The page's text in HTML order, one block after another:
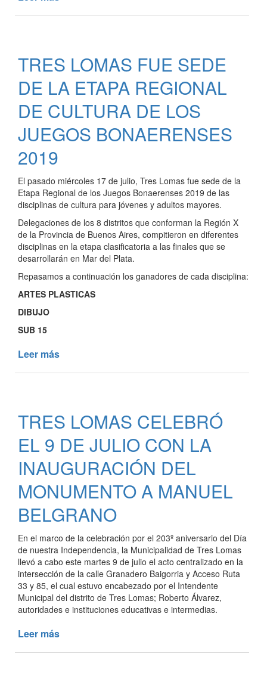
DEL
ABUELO
TRES LOMAS FUE SEDE
DE LA ETAPA REGIONAL
DE CULTURA DE LOS
JUEGOS BONAERENSES
2019
El pasado miércoles 17 de julio, Tres Lomas fue sede de la
Etapa Regional de los Juegos Bonaerenses 2019 de las
disciplinas de cultura para jóvenes y adultos mayores.
Delegaciones de los 8 distritos que conforman la Región X
de la Provincia de Buenos Aires, compitieron en diferentes
disciplinas en la etapa clasificatoria a las finales que se
desarrollarán en Mar del Plata.
Repasamos a continuación los ganadores de cada disciplina:
ARTES PLASTICAS
DIBUJO
SUB 15
Leer más
DE
LA
ETAPA
REGIONAL
DE
CULTURA
DE
LOS
JUEGOS
BONAERENSES
2019
TRES LOMAS CELEBRÓ
EL 9 DE JULIO CON LA
INAUGURACIÓN DEL
MONUMENTO A MANUEL
BELGRANO
En el marco de la celebración por el 203º aniversario del Día
de nuestra Independencia, la Municipalidad de Tres Lomas
llevó a cabo este martes 9 de julio el acto centralizado en la
intersección de la calle Granadero Baigorria y Acceso Ruta
33 y 85, el cual estuvo encabezado por el Intendente
Municipal del distrito de Tres Lomas; Roberto Álvarez,
autoridades e instituciones educativas e intermedias.
Leer más